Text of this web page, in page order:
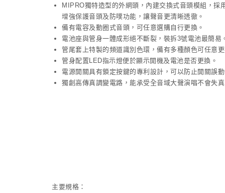
MIPRO獨特造型的外網頭，內建交換式音頭模組，採
增強保護音頭及防噗功能，讓聲音更清晰透徹。
備有電容及動圈式音頭，可任意選購自行更換。
電池座與管身一體成形絕不斷裂，裝拆3號電池最簡易
管尾套上特製的頻道識別色環，備有多種顏色可任意
管身配置LED指示燈便於顯示開機及電池是否更換。
電源開關具有鎖定按鍵的專利設計，可以防止開關誤
獨創高傳真調變電路，能承受全音域大聲演唱不會失
主要規格：